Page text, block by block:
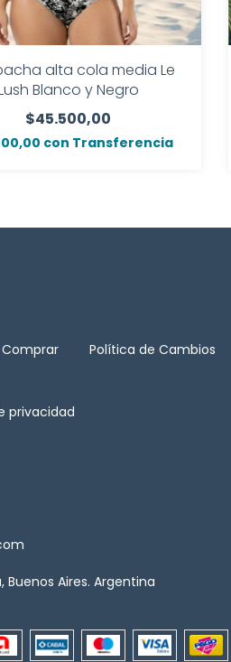
alta cola media Le
Blanco y Negro
$45.500,00
con Transferencia
Política de Cambios
privacidad
Buenos Aires. Argentina